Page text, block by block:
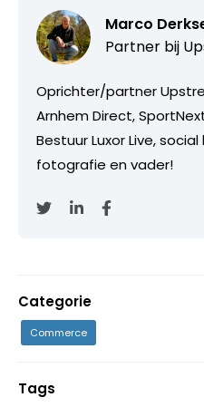
Marco
Partner bij
Oprichter/partner
Arnhem Direct,
Bestuur Luxor Live,
fotografie en vader!
Categorie
Commerce
Tags